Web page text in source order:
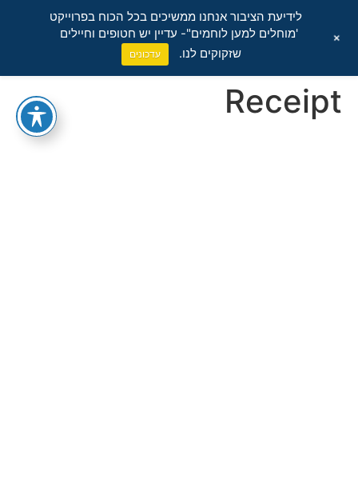
Receipt
לידיעת הציבור אנחנו ממשיכים בכל הכוח בפרוייקט
'מוחלים למען לוחמים"- עדיין יש חטופים וחיילים
שזקוקים לנו.
עדכונים
+